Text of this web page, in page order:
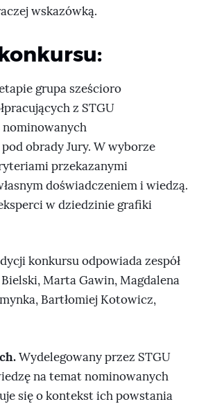
wskazówką.
grupa sześcioro
z STGU
obrady Jury. W wyborze
przekazanymi
doświadczeniem i wiedzą.
w dziedzinie grafiki
konkursu odpowiada zespół
Bielski, Marta Gawin, Magdalena
Bartłomiej Kotowicz,
Wydelegowany przez STGU
na temat nominowanych
się o kontekst ich powstania